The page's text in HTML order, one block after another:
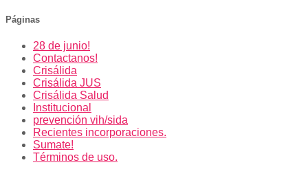
Páginas
28 de junio!
Contactanos!
Crisálida
Crisálida JUS
Crisálida Salud
Institucional
prevención vih/sida
Recientes incorporaciones.
Sumate!
Términos de uso.